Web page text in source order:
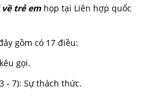
trẻ em họp tại Liên hợp quốc
gồm có 17 điều:
gọi.
Sự thách thức.